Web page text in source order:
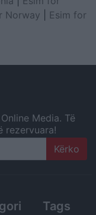
Norway
Esim for
Media. Të
rezervuara!
Tags